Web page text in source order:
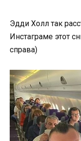
Эдди Холл так
Инстаграме этот
справа)